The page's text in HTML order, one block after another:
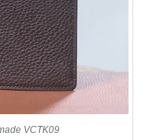
VCTK09